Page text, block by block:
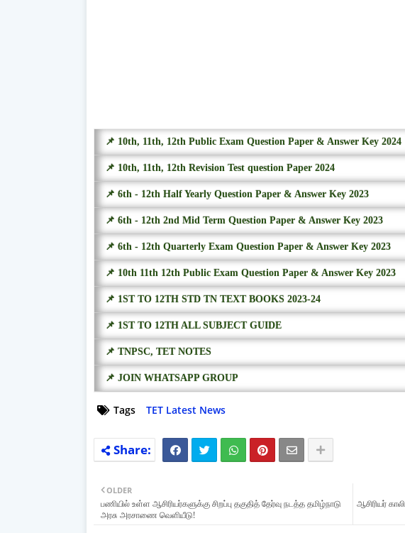
📌 10th, 11th, 12th Public Exam Question Paper & Answer Key 2024
📌 10th, 11th, 12th Revision Test question Paper 2024
📌 6th - 12th Half Yearly Question Paper & Answer Key 2023
📌 6th - 12th 2nd Mid Term Question Paper & Answer Key 2023
📌 6th - 12th Quarterly Exam Question Paper & Answer Key 2023
📌 10th 11th 12th Public Exam Question Paper & Answer Key 2023
📌 1ST TO 12TH STD TN TEXT BOOKS 2023-24
📌 1ST TO 12TH ALL SUBJECT GUIDE
📌 TNPSC, TET NOTES
📌 JOIN WHATSAPP GROUP
Tags TET Latest News
ஆசிரியர்
OLDER
பணியில் உள்ள ஆசிரியர்களுக்கு சிறப்பு தகுதித் தேர்வு நடத்த தமிழ்நாடு
அரசு அரசாணை வெளியீடு!